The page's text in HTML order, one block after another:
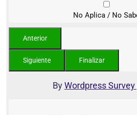
No Aplica / No
ByWordpress Survey